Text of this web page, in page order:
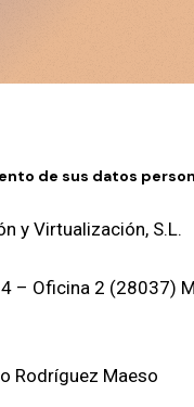
de sus datos
y Virtualización, S.L.
– Oficina 2 (28037)
Rodríguez Maeso